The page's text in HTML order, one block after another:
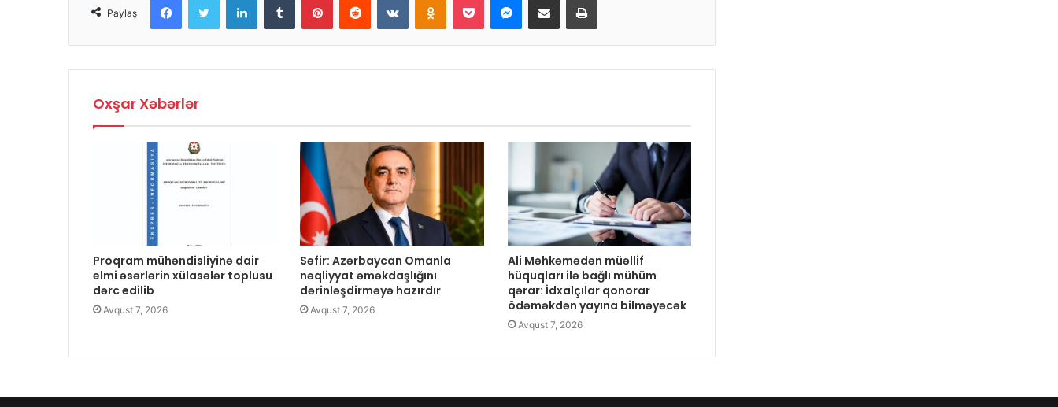
Paylaş
Oxşar Xəbərlər
Proqram mühəndisliyinə dair
elmi əsərlərin xülasələr toplusu
dərc edilib
Avqust 7, 2026
Səfir: Azərbaycan Omanla
nəqliyyat əməkdaşlığını
dərinləşdirməyə hazırdır
Avqust 7, 2026
Ali Məhkəmədən müəllif
hüquqları ilə bağlı mühüm
qərar: İdxalçılar qonorar
ödəməkdən yayına bilməyəcək
Avqust 7, 2026